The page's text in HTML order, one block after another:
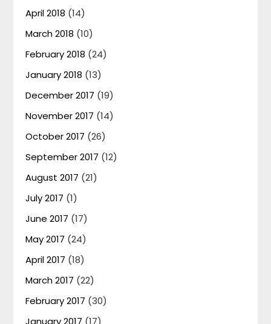
April 2018 (14)
March 2018 (10)
February 2018 (24)
January 2018 (13)
December 2017 (19)
November 2017 (14)
October 2017 (26)
September 2017 (12)
August 2017 (21)
July 2017 (1)
June 2017 (17)
May 2017 (24)
April 2017 (18)
March 2017 (22)
February 2017 (30)
January 2017 (17)